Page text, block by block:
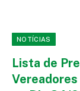
NOTÍCIAS
Lista de
Vereadores